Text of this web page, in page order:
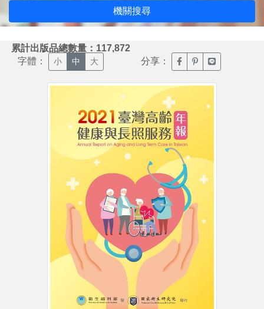
機關搜尋
累計出版品總數量：117,872
字體： 小 中 大 分享： 臉書分享(另開新視窗)
噗浪分享(另開新
Line分享(另